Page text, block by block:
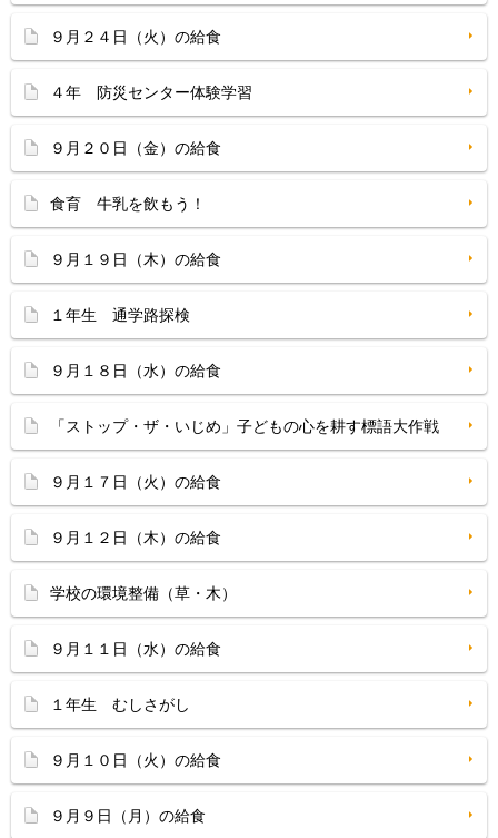
９月２４日（火）の給食
４年 防災センター体験学習
９月２０日（金）の給食
食育 牛乳を飲もう！
９月１９日（木）の給食
１年生 通学路探検
９月１８日（水）の給食
「ストップ・ザ・いじめ」子どもの心を耕す標語大作戦
９月１７日（火）の給食
９月１２日（木）の給食
学校の環境整備（草・木）
９月１１日（水）の給食
１年生 むしさがし
９月１０日（火）の給食
９月９日（月）の給食